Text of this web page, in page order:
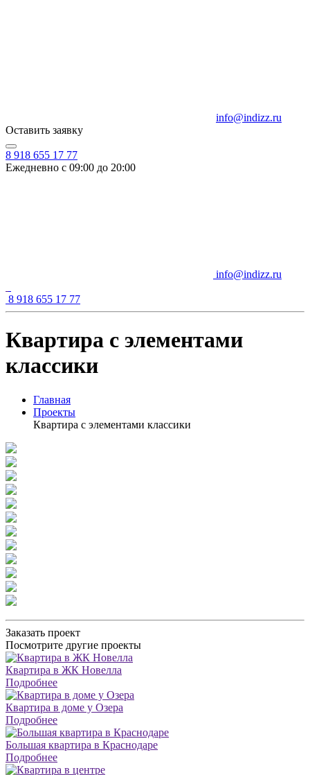
info@indizz.ru
Оставить заявку
8 918 655 17 77
Ежедневно с 09:00 до 20:00
info@indizz.ru
8 918 655 17 77
Квартира с элементами
классики
Главная
Проекты
Квартира с элементами классики
Заказать проект
Посмотрите другие проекты
Квартира в ЖК Новелла
Подробнее
Квартира в доме у Озера
Подробнее
Большая квартира в Краснодаре
Подробнее